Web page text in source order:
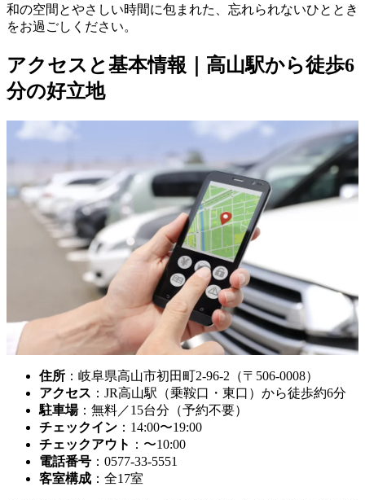
和の空間とやさしい時間に包まれた、忘れられないひととき
をお過ごしください。
アクセスと基本情報｜高山駅から徒歩6
分の好立地
住所 ：岐阜県高山市初田町2-96-2（〒506-0008）
アクセス ：JR高山駅（乗鞍口・東口）から徒歩約6分
駐車場：無料／15台分（予約不要）
チェックイン ：14:00〜19:00
チェックアウト ：〜10:00
電話番号 ：0577-33-5551
客室構成 ：全17室